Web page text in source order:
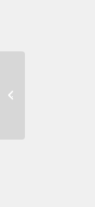
یو